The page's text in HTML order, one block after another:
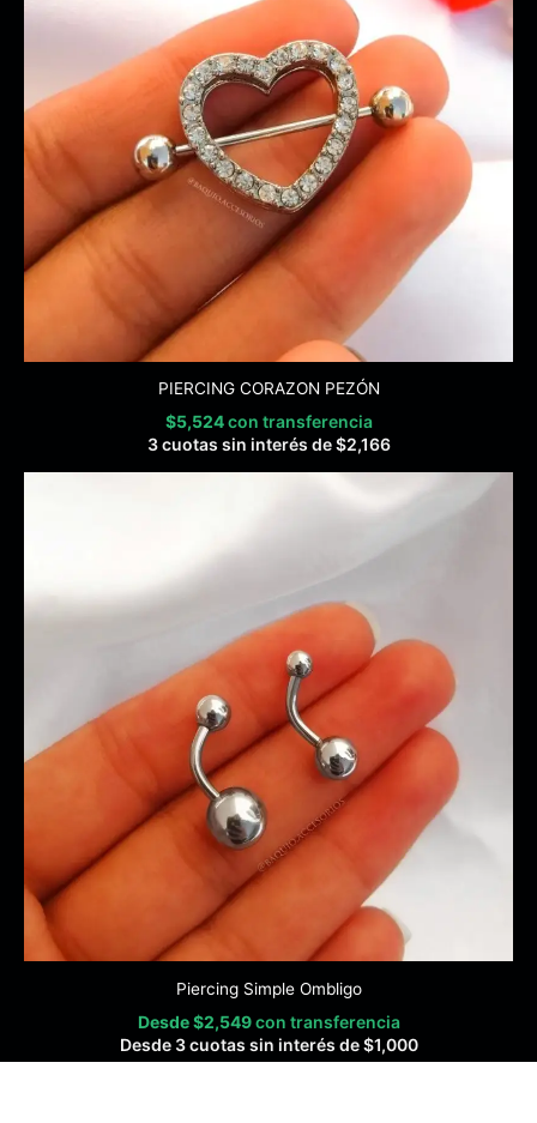
PIERCING CORAZON PEZÓN
$5,524 con transferencia
3 cuotas sin interés de$2,166
Piercing Simple Ombligo
Desde$2,549 con transferencia
Desde 3 cuotas sin interés de$1,000